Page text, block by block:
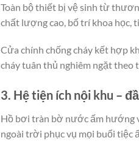
Toàn bộ thiết bị vệ sinh từ
chất lượng cao, bố trí khoa học,
Cửa chính chống cháy kết hợp
cháy tuân thủ nghiêm ngặt theo
3. Hệ tiện ích nội khu –
Hồ bơi tràn bờ nước ấm hướng
ngoài trời phục vụ mọi buổi tiệc